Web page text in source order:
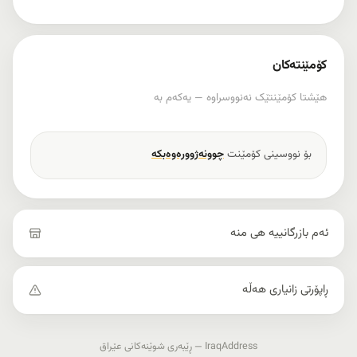
کۆمێنتەکان
هێشتا کۆمێنتێک نەنووسراوە — یەکەم بە
بۆ نووسینی کۆمێنتچوونەژوورەوەبکە
ئەم بازرگانییە هی منە
ڕاپۆرتی زانیاری هەڵە
IraqAddress — ڕێبەری شوێنەکانی عێراق